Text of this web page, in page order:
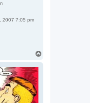
2007 7:05 pm